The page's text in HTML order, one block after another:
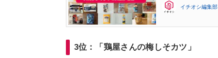
イチオシ編集部
3位：「鶏屋さんの梅しそカツ」